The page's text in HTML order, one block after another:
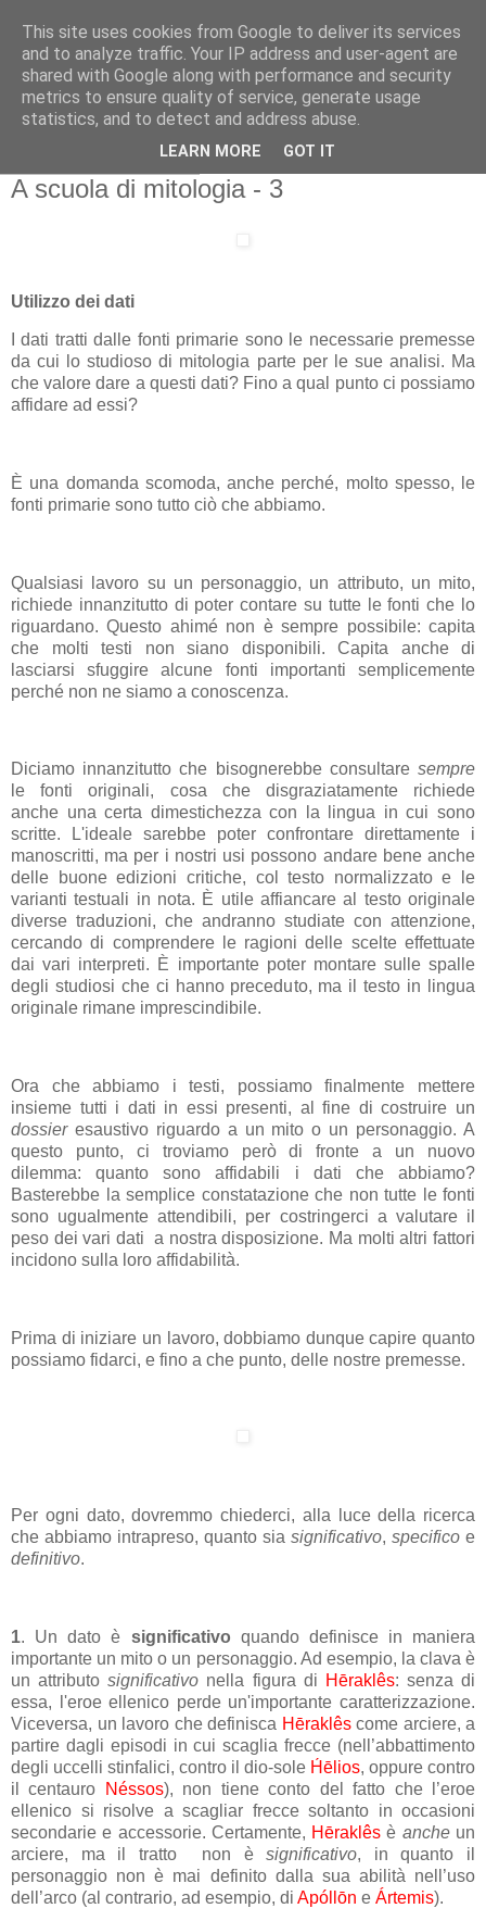
Gangleri - Il blog del
Progetto Bifröst
A scuola di mitologia - 3
Utilizzo dei dati
I dati tratti dalle fonti primarie sono le necessarie premesse
da cui lo studioso di mitologia parte per le sue analisi. Ma
che valore dare a questi dati? Fino a qual punto ci possiamo
affidare ad essi?
È una domanda scomoda, anche perché, molto spesso, le
fonti primarie sono tutto ciò che abbiamo.
Qualsiasi lavoro su un personaggio, un attributo, un mito,
richiede innanzitutto di poter contare su tutte le fonti che lo
riguardano. Questo ahimé non è sempre possibile: capita
che molti testi non siano disponibili. Capita anche di
lasciarsi sfuggire alcune fonti importanti semplicemente
perché non ne siamo a conoscenza.
Diciamo innanzitutto che bisognerebbe consultare sempre
le fonti originali, cosa che disgraziatamente richiede
anche una certa dimestichezza con la lingua in cui sono
scritte. L'ideale sarebbe poter confrontare direttamente i
manoscritti, ma per i nostri usi possono andare bene anche
delle buone edizioni critiche, col testo normalizzato e le
varianti testuali in nota. È utile affiancare al testo originale
diverse traduzioni, che andranno studiate con attenzione,
cercando di comprendere le ragioni delle scelte effettuate
dai vari interpreti. È importante poter montare sulle spalle
degli studiosi che ci hanno preceduto, ma il testo in lingua
originale rimane imprescindibile.
Ora che abbiamo i testi, possiamo finalmente mettere
insieme tutti i dati in essi presenti, al fine di costruire un
dossier esaustivo riguardo a un mito o un personaggio. A
questo punto, ci troviamo però di fronte a un nuovo
dilemma: quanto sono affidabili i dati che abbiamo?
Basterebbe la semplice constatazione che non tutte le fonti
sono ugualmente attendibili, per costringerci a valutare il
peso dei vari dati a nostra disposizione. Ma molti altri fattori
incidono sulla loro affidabilità.
Prima di iniziare un lavoro, dobbiamo dunque capire quanto
possiamo fidarci, e fino a che punto, delle nostre premesse.
Per ogni dato, dovremmo chiederci, alla luce della ricerca
che abbiamo intrapreso, quanto sia significativo, specifico e
definitivo.
1. Un dato è significativo quando definisce in maniera
importante un mito o un personaggio. Ad esempio, la clava è
un attributosignificativo nella figura di Hēraklês: senza di
essa, l'eroe ellenico perde un'importante caratterizzazione.
Viceversa, un lavoro che definisca Hēraklês come arciere, a
partire dagli episodi in cui scaglia frecce (nell’abbattimento
degli uccelli stinfalici, contro il dio-sole H́ēlios, oppure contro
il centauro
Néssos), non tiene conto del fatto che l’eroe
ellenico si risolve a scagliar frecce soltanto in occasioni
secondarie e accessorie. Certamente, Hēraklês è anche un
arciere, ma il tratto non èsignificativo, in quanto il
personaggio non è mai definito dalla sua abilità nell’uso
dell’arco (al contrario, ad esempio, di Apóllōn e Ártemis).
This site uses cookies from Google to deliver its services
and to analyze traffic. Your IP address and user-agent are
shared with Google along with performance and security
metrics to ensure quality of service, generate usage
statistics, and to detect and address abuse.
LEARN MORE GOT IT